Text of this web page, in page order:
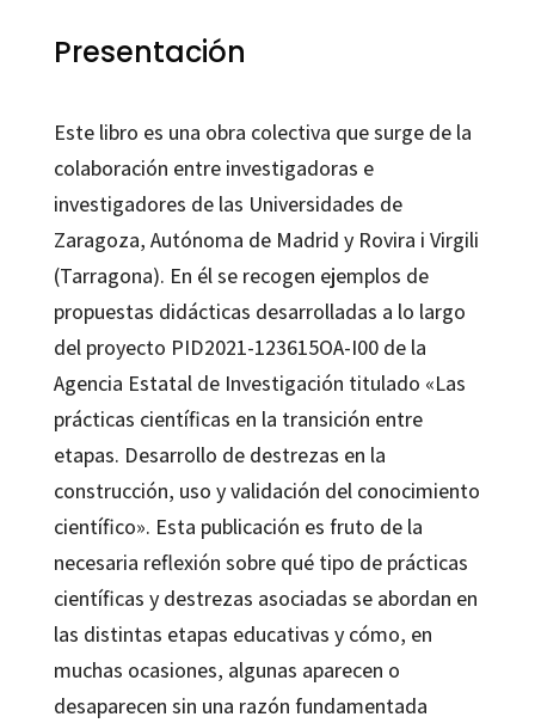
en
Presentación
Este libro es una obra colectiva que surge de la
colaboración entre investigadoras e
investigadores de las Universidades de
Zaragoza, Autónoma de Madrid y Rovira i Virgili
(Tarragona). En él se recogen ejemplos de
propuestas didácticas desarrolladas a lo largo
del proyecto PID2021-123615OA-I00 de la
Agencia Estatal de Investigación titulado «Las
prácticas científicas en la transición entre
etapas. Desarrollo de destrezas en la
construcción, uso y validación del conocimiento
científico». Esta publicación es fruto de la
necesaria reflexión sobre qué tipo de prácticas
científicas y destrezas asociadas se abordan en
las distintas etapas educativas y cómo, en
muchas ocasiones, algunas aparecen o
desaparecen sin una razón fundamentada